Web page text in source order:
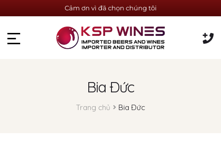
Cảm ơn vì đã chọn chúng tôi
Bia Ðức
Trang chủ Bia Ðức